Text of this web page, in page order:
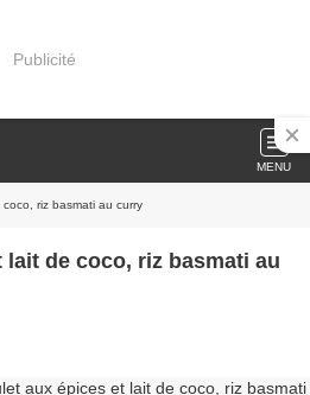
Publicité
MENU
riz basmati au curry
lait de coco, riz basmati au